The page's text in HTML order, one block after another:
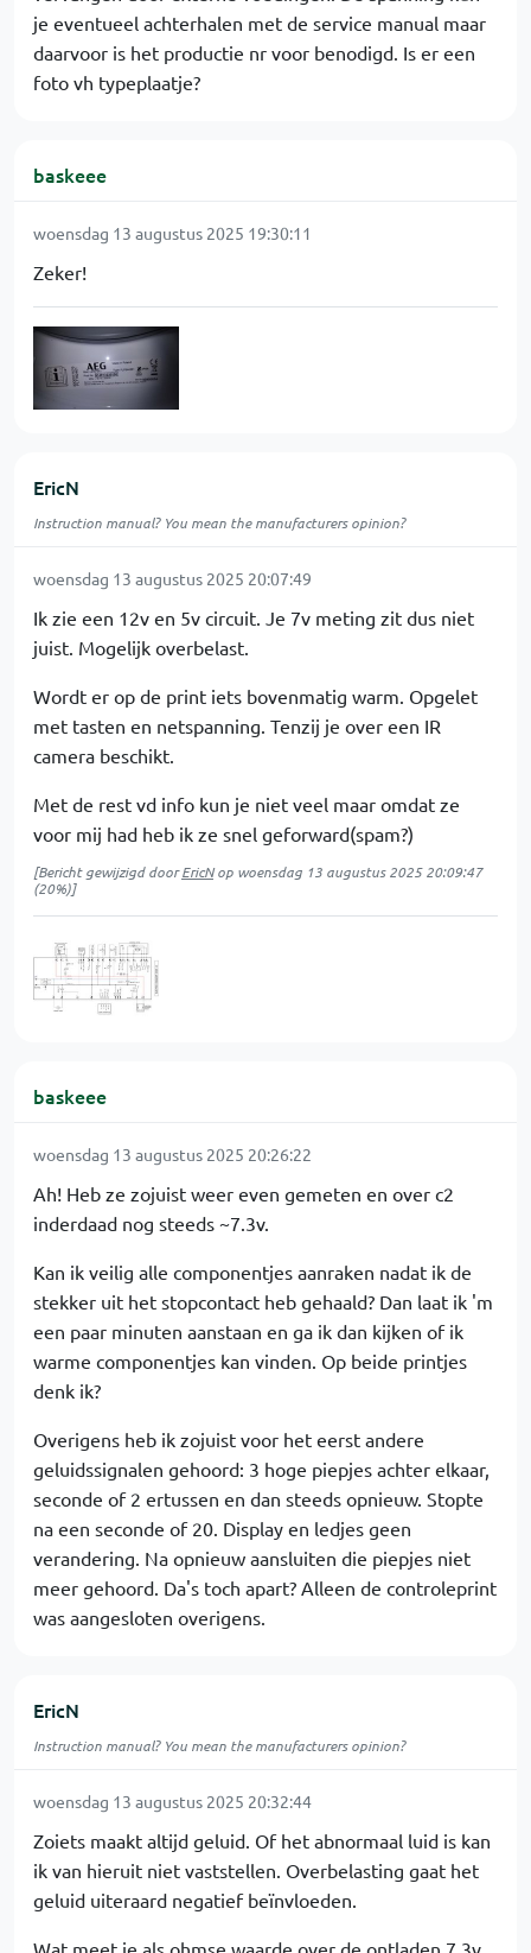
je eventueel achterhalen met de service manual maar
daarvoor is het productie nr voor benodigd. Is er een
foto vh typeplaatje?
baskeee
woensdag 13 augustus 2025 19:30:11
Zeker!
EricN
Instruction manual? You mean the manufacturers opinion?
woensdag 13 augustus 2025 20:07:49
Ik zie een 12v en 5v circuit. Je 7v meting zit dus niet
juist. Mogelijk overbelast.
Wordt er op de print iets bovenmatig warm. Opgelet
met tasten en netspanning. Tenzij je over een IR
camera beschikt.
Met de rest vd info kun je niet veel maar omdat ze
voor mij had heb ik ze snel geforward(spam?)
[Bericht gewijzigd doorEricNop woensdag 13 augustus 2025 20:09:47
(20%)]
baskeee
woensdag 13 augustus 2025 20:26:22
Ah! Heb ze zojuist weer even gemeten en over c2
inderdaad nog steeds ~7.3v.
Kan ik veilig alle componentjes aanraken nadat ik de
stekker uit het stopcontact heb gehaald? Dan laat ik 'm
een paar minuten aanstaan en ga ik dan kijken of ik
warme componentjes kan vinden. Op beide printjes
denk ik?
Overigens heb ik zojuist voor het eerst andere
geluidssignalen gehoord: 3 hoge piepjes achter elkaar,
seconde of 2 ertussen en dan steeds opnieuw. Stopte
na een seconde of 20. Display en ledjes geen
verandering. Na opnieuw aansluiten die piepjes niet
meer gehoord. Da's toch apart? Alleen de controleprint
was aangesloten overigens.
EricN
Instruction manual? You mean the manufacturers opinion?
woensdag 13 augustus 2025 20:32:44
Zoiets maakt altijd geluid. Of het abnormaal luid is kan
ik van hieruit niet vaststellen. Overbelasting gaat het
geluid uiteraard negatief beïnvloeden.
Wat meet je als ohmse waarde over de ontladen 7,3v